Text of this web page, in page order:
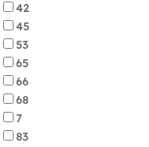
42
45
53
65
66
68
7
83